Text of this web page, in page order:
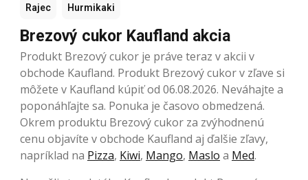
Rajec Hurmikaki
Brezový cukor Kaufland akcia
Produkt Brezový cukor je práve teraz v akcii v
obchode Kaufland. Produkt Brezový cukor v zľave si
môžete v Kaufland kúpiť od 06.08.2026. Neváhajte a
poponáhľajte sa. Ponuka je časovo obmedzená.
Okrem produktu Brezový cukor za zvýhodnenú
cenu objavíte v obchode Kaufland aj ďalšie zľavy,
napríklad na Pizza, Kiwi, Mango, Maslo a Med.